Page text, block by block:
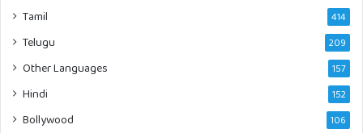
Tamil 414
Telugu 209
Other Languages 157
Hindi 152
Bollywood 106